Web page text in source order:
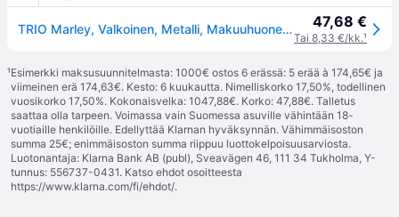
TRIO Marley, Valkoinen, Metalli, Makuuhuone, Olohuone, IP20, II, GU10 47,68 €
Tai 8,33 €/kk.¹
¹Esimerkki maksusuunnitelmasta: 1000€ ostos 6 erässä: 5 erää à 174,65€ ja
viimeinen erä 174,63€. Kesto: 6 kuukautta. Nimelliskorko 17,50%, todellinen
vuosikorko 17,50%. Kokonaisvelka: 1047,88€. Korko: 47,88€. Talletus
saattaa olla tarpeen. Voimassa vain Suomessa asuville vähintään 18-
vuotiaille henkilöille. Edellyttää Klarnan hyväksynnän. Vähimmäisoston
summa 25€; enimmäisoston summa riippuu luottokelpoisuusarviosta.
Luotonantaja: Klarna Bank AB (publ), Sveavägen 46, 111 34 Tukholma, Y-
tunnus: 556737-0431. Katso ehdot osoitteesta
https://www.klarna.com/fi/ehdot/.